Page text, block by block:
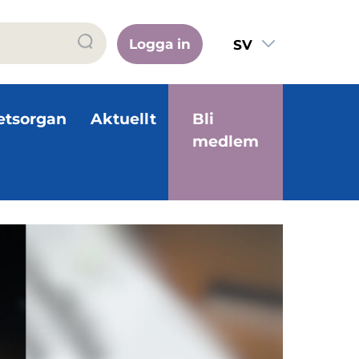
Logga in
SV
Aktuellt
Bli
medlem